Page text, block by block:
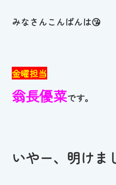
採用情報
カレンダー
波スイタイムズ
みなさんこんばんは😘
金曜担当
翁長優菜です。
いやー、明けま